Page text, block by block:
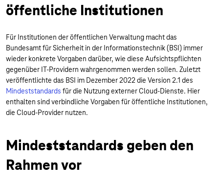
öffentliche Institutionen
Für Institutionen der öffentlichen Verwaltung macht das
Bundesamt für Sicherheit in der Informationstechnik (BSI) immer
wieder konkrete Vorgaben darüber, wie diese Aufsichtspflichten
gegenüber IT-Providern wahrgenommen werden sollen. Zuletzt
veröffentlichte das BSI im Dezember 2022die Version 2.1 des
Mindeststandards für die Nutzung externer Cloud-Dienste. Hier
enthalten sind verbindliche Vorgaben für öffentliche Institutionen,
die Cloud-Provider nutzen.
Mindeststandards geben den
Rahmen vor